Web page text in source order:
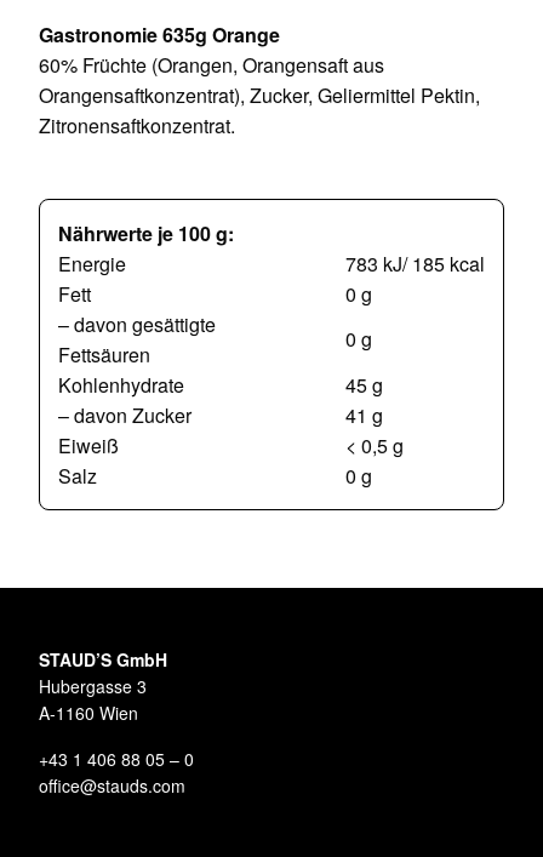
Gastronomie 635g Orange
60% Früchte (Orangen, Orangensaft aus
Orangensaftkonzentrat), Zucker, Geliermittel Pektin,
Zitronensaftkonzentrat.
Nährwerte je 100 g:
Energie
783 kJ/ 185 kcal
Fett
0 g
– davon gesättigte
Fettsäuren
0 g
Kohlenhydrate
45 g
– davon Zucker
41 g
Eiweiß
< 0,5 g
Salz
0 g
STAUD’S GmbH
Hubergasse 3
A-1160 Wien
+43 1 406 88 05 – 0
office@stauds.com